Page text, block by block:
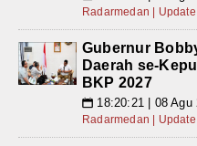
Radarmedan |
Gubernur
Daerah se-
BKP 2027
📅 18:20:21 | 08
Radarmedan |